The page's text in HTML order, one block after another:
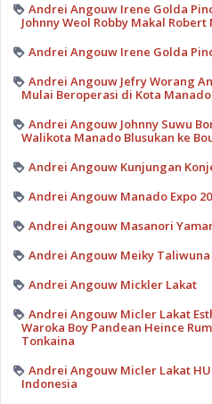
Andrei Angouw Irene Golda
Johnny Weol Robby Makal Robert
Andrei Angouw Irene Golda
Andrei Angouw Jefry Worang
Mulai Beroperasi di Kota Manado
Andrei Angouw Johnny Suwu
Walikota Manado Blusukan ke
Andrei Angouw Kunjungan
Andrei Angouw Manado Expo
Andrei Angouw Masanori
Andrei Angouw Meiky Taliwuna
Andrei Angouw Mickler Lakat
Andrei Angouw Micler Lakat
Waroka Boy Pandean Heince
Tonkaina
Andrei Angouw Micler Lakat
Indonesia